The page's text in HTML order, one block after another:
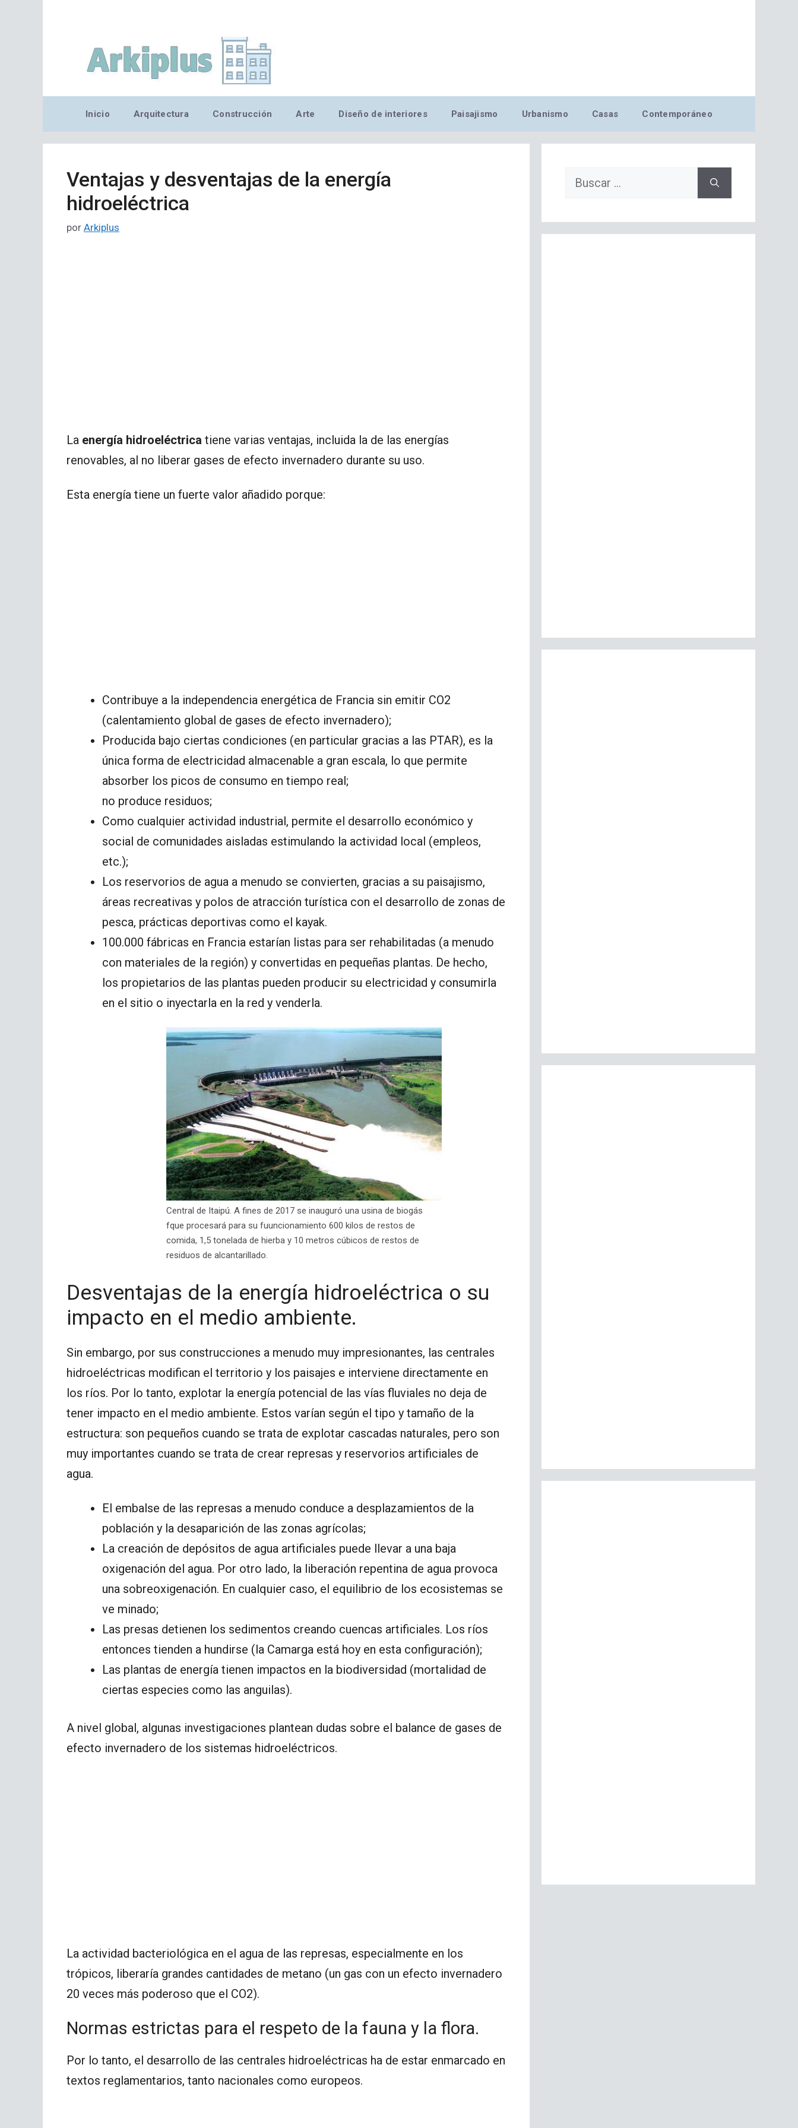
Inicio Arquitectura Construcción Arte Diseño de interiores Paisajismo Urbanismo Casas Contemporáneo
Ventajas y desventajas de la energía
hidroeléctrica
por Arkiplus
La energía hidroeléctrica tiene varias ventajas, incluida la de las energías
renovables, al no liberar gases de efecto invernadero durante su uso.
Esta energía tiene un fuerte valor añadido porque:
Contribuye a la independencia energética de Francia sin emitir CO2
(calentamiento global de gases de efecto invernadero);
Producida bajo ciertas condiciones (en particular gracias a las PTAR), es la
única forma de electricidad almacenable a gran escala, lo que permite
absorber los picos de consumo en tiempo real;
no produce residuos;
Como cualquier actividad industrial, permite el desarrollo económico y
social de comunidades aisladas estimulando la actividad local (empleos,
etc.);
Los reservorios de agua a menudo se convierten, gracias a su paisajismo,
áreas recreativas y polos de atracción turística con el desarrollo de zonas de
pesca, prácticas deportivas como el kayak.
100.000 fábricas en Francia estarían listas para ser rehabilitadas (a menudo
con materiales de la región) y convertidas en pequeñas plantas. De hecho,
los propietarios de las plantas pueden producir su electricidad y consumirla
en el sitio o inyectarla en la red y venderla.
Central de Itaipú. A fines de 2017 se inauguró una usina de biogás
fque procesará para su fuuncionamiento 600 kilos de restos de
comida, 1,5 tonelada de hierba y 10 metros cúbicos de restos de
residuos de alcantarillado.
Desventajas de la energía hidroeléctrica o su
impacto en el medio ambiente.
Sin embargo, por sus construcciones a menudo muy impresionantes, las centrales
hidroeléctricas modifican el territorio y los paisajes e interviene directamente en
los ríos. Por lo tanto, explotar la energía potencial de las vías fluviales no deja de
tener impacto en el medio ambiente. Estos varían según el tipo y tamaño de la
estructura: son pequeños cuando se trata de explotar cascadas naturales, pero son
muy importantes cuando se trata de crear represas y reservorios artificiales de
agua.
El embalse de las represas a menudo conduce a desplazamientos de la
población y la desaparición de las zonas agrícolas;
La creación de depósitos de agua artificiales puede llevar a una baja
oxigenación del agua. Por otro lado, la liberación repentina de agua provoca
una sobreoxigenación. En cualquier caso, el equilibrio de los ecosistemas se
ve minado;
Las presas detienen los sedimentos creando cuencas artificiales. Los ríos
entonces tienden a hundirse (la Camarga está hoy en esta configuración);
Las plantas de energía tienen impactos en la biodiversidad (mortalidad de
ciertas especies como las anguilas).
A nivel global, algunas investigaciones plantean dudas sobre el balance de gases de
efecto invernadero de los sistemas hidroeléctricos.
La actividad bacteriológica en el agua de las represas, especialmente en los
trópicos, liberaría grandes cantidades de metano (un gas con un efecto invernadero
20 veces más poderoso que el CO2).
Normas estrictas para el respeto de la fauna y la flora.
Por lo tanto, el desarrollo de las centrales hidroeléctricas ha de estar enmarcado en
textos reglamentarios, tanto nacionales como europeos.
Buscar: